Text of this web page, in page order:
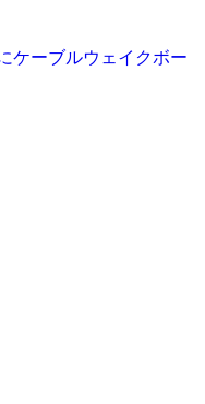
ケーブルウェイクボー